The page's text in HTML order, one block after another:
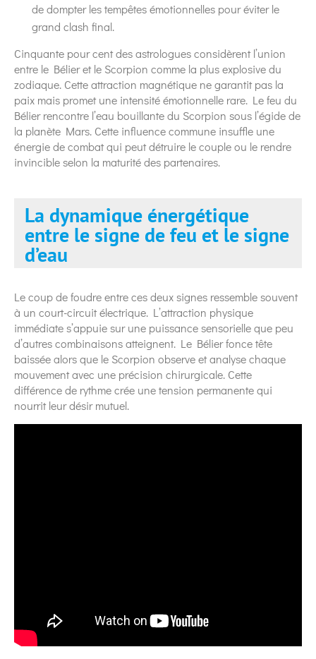
de dompter les tempêtes émotionnelles pour éviter le
grand clash final.
Cinquante pour cent des astrologues considèrent l’union
entre le Bélier et le Scorpion comme la plus explosive du
zodiaque. Cette attraction magnétique ne garantit pas la
paix mais promet une intensité émotionnelle rare. Le feu du
Bélier rencontre l’eau bouillante du Scorpion sous l’égide de
la planète Mars. Cette influence commune insuffle une
énergie de combat qui peut détruire le couple ou le rendre
invincible selon la maturité des partenaires.
La dynamique énergétique
entre le signe de feu et le signe
d’eau
Le coup de foudre entre ces deux signes ressemble souvent
à un court-circuit électrique. L’attraction physique
immédiate s’appuie sur une puissance sensorielle que peu
d’autres combinaisons atteignent. Le Bélier fonce tête
baissée alors que le Scorpion observe et analyse chaque
mouvement avec une précision chirurgicale. Cette
différence de rythme crée une tension permanente qui
nourrit leur désir mutuel.